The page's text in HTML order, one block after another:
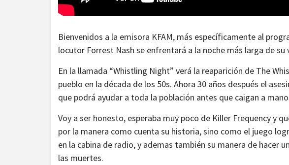
Bienvenidos a la emisora KFAM, más específicamente al
locutor Forrest Nash se enfrentará a la noche más larga de su
En la llamada “Whistling Night” verá la reaparición de The
pueblo en la década de los 50s. Ahora 30 años después el
que podrá ayudar a toda la población antes que caigan a
Voy a ser honesto, esperaba muy poco de Killer Frequency y
por la manera como cuenta su historia, sino como el juego
en la cabina de radio, y ademas también su manera de hacer
las muertes.